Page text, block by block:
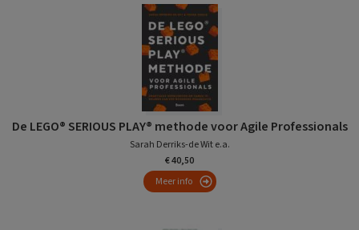
De LEGO® SERIOUS PLAY® methode voor Agile Professionals
Sarah Derriks-de Wit e.a.
€ 40,50
Meer info